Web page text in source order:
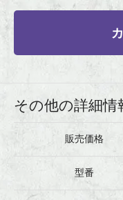
その他の詳細情
販売価格
型番